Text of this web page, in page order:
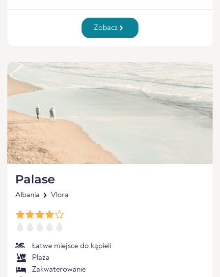
Zobacz
Palase
Albania Vlora
Łatwe miejsce do kąpieli
Plaża
Zakwaterowanie